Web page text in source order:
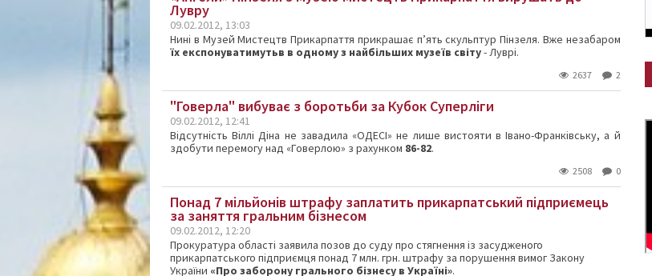
Лувру
09.02.2012, 13:03
Нині в Музей Мистецтв Прикарпаття прикрашає п’ять скульптур Пінзеля. Вже незабаром
їх експонуватимутьв в одному з найбільших музеїв світу- Луврі.
2637 2
"Говерла" вибуває з боротьби за Кубок Суперліги
09.02.2012, 12:41
Відсутність Віллі Діна не завадила «ОДЕСІ» не лише вистояти в Івано-Франківську, а й
здобути перемогу над «Говерлою» з рахунком 86-82.
2508 0
Понад 7 мільйонів штрафу заплатить прикарпатський підприємець
за заняття гральним бізнесом
09.02.2012, 12:20
Прокуратура області заявила позов до суду про стягнення із засудженого
прикарпатського підприємця понад 7 млн. грн. штрафу за порушення вимог Закону
України «Про заборону грального бізнесу в Україні».